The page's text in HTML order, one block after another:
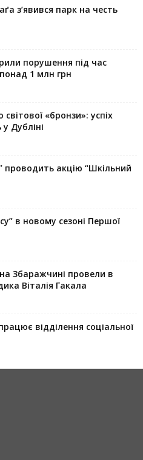
з’явився парк на честь
порушення під час
1 млн грн
«бронзи»: успіх
Дубліні
проводить акцію “Шкільний
в новому сезоні Першої
Збаражчині провели в
Віталія Гакала
відділення соціальної